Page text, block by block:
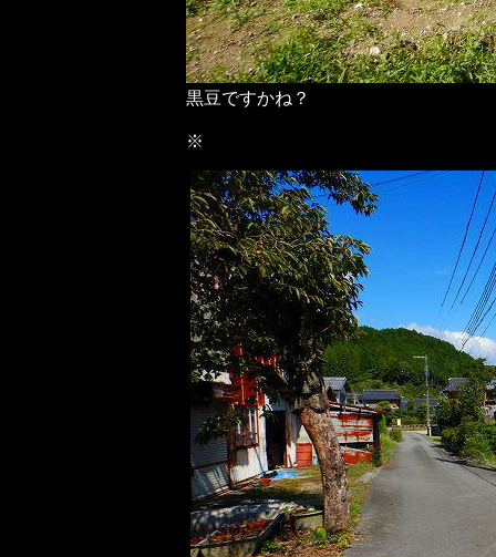
黒豆ですかね？
※